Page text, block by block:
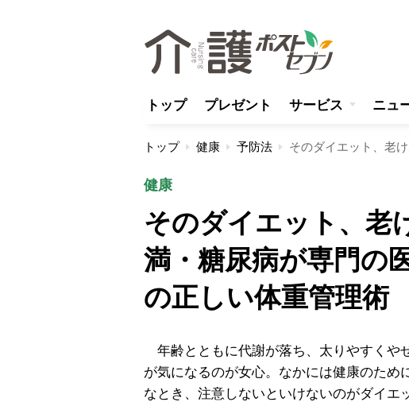
トップ プレゼント サービス ニュ
トップ 健康 予防法
健康
そのダイエット、老
満・糖尿病が専門の
の正しい体重管理術
年齢とともに代謝が落ち、太りやすくや
が気になるのが女心。なかには健康のため
なとき、注意しないといけないのがダイエ